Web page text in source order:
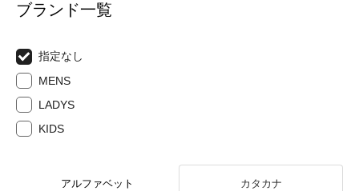
ブランド一覧
指定なし
MENS
LADYS
KIDS
アルファベット カタカナ